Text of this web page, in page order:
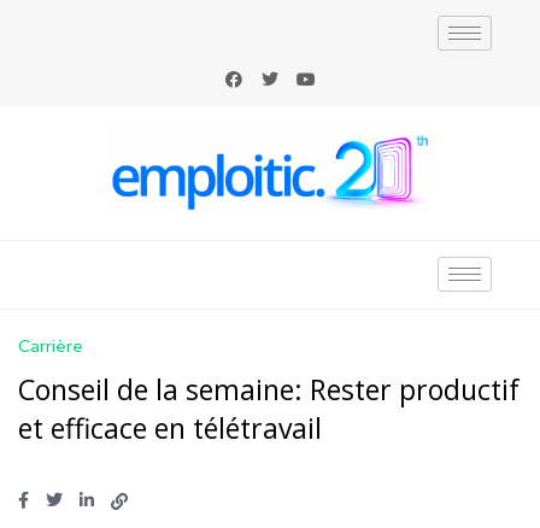
Carrière
Conseil de la semaine: Rester productif
et efficace en télétravail